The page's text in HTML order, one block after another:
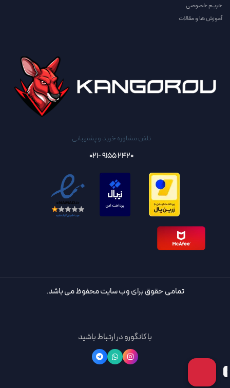
حریم خصوصی
آموزش ها و مقالات
تلفن مشاوره خرید و پشتیبانی
2420 9155 -021
تمامی حقوق برای وب سایت محفوظ می باشد.
با کانگورو در ارتباط باشید